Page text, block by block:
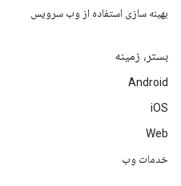
بهینه سازی استفاده از وب سرویس
بستر، زمینه
Android
iOS
Web
خدمات وب